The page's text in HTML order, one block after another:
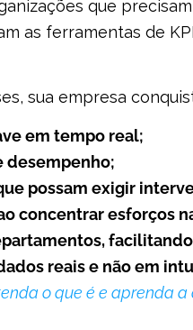
que
as ferramentas de
sua empresa
em tempo real;
desempenho;
possam exigir
concentrar esforços
reais e não em
o que é e aprenda a